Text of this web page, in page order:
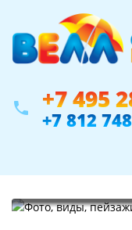
phone +7 495
+7 812